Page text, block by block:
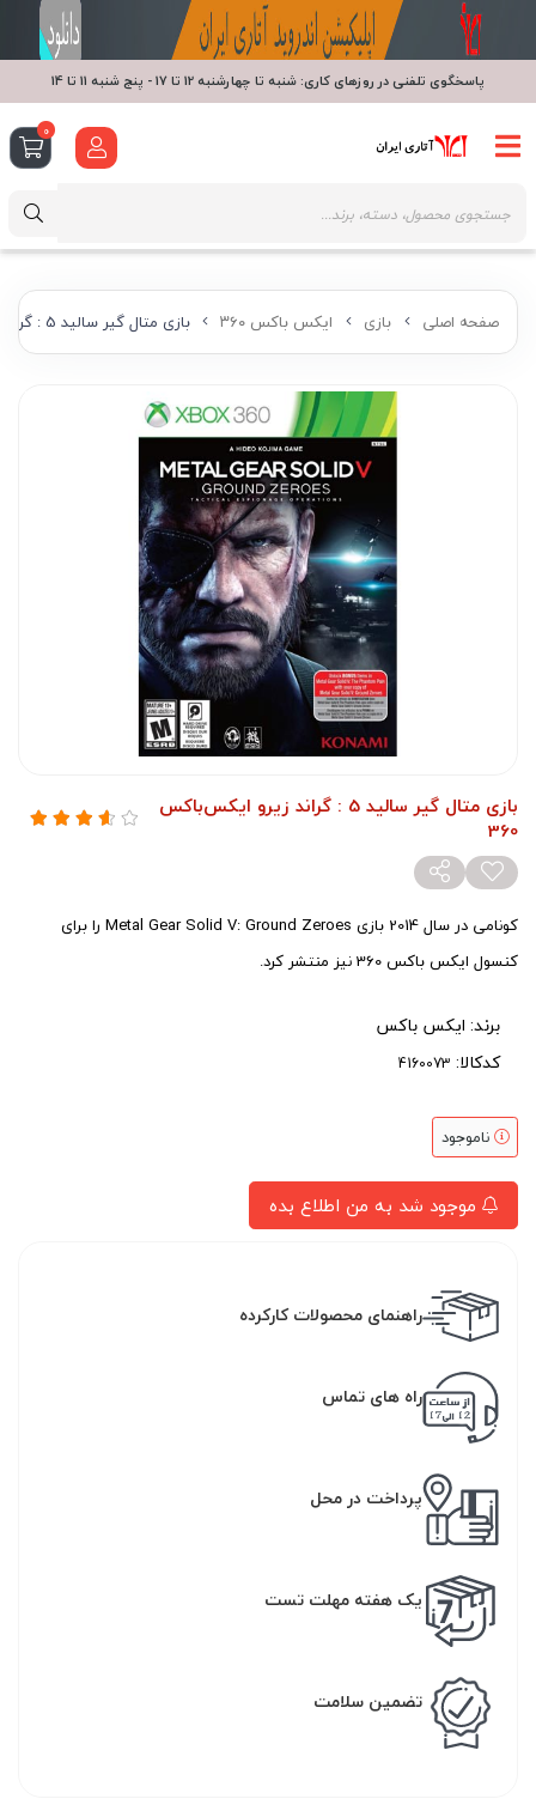
صفحه اصلی بازی ایکس باکس ۳۶۰ بازی متال گیر سالید 5 : گراند زیرو ایکس‌باکس 360
بازی متال گیر سالید 5 : گراند زیرو ایکس‌باکس
360
کونامی در سال 2014 بازی Metal Gear Solid V: Ground Zeroes را برای
کنسول ایکس باکس 360 نیز منتشر کرد.
برند: ایکس باکس
کدکالا:
ناموجود
موجود شد به من اطلاع بده
راهنمای محصولات کارکرده
راه های تماس
پرداخت در محل
یک هفته مهلت تست
تضمین سلامت
پاسخگوی تلفنی در روزهای کاری: شنبه تا چهارشنبه 12 تا 17 - پنج شنبه 11 تا 14
0